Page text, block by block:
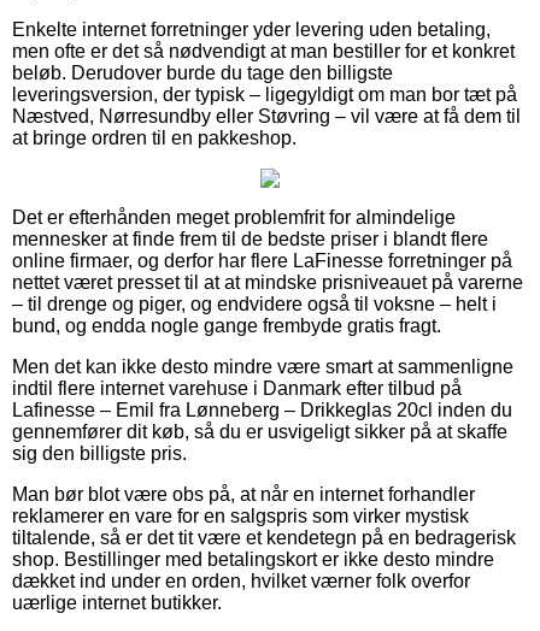
Enkelte internet forretninger yder levering uden betaling,
men ofte er det så nødvendigt at man bestiller for et konkret
beløb. Derudover burde du tage den billigste
leveringsversion, der typisk – ligegyldigt om man bor tæt på
Næstved, Nørresundby eller Støvring – vil være at få dem til
at bringe ordren til en pakkeshop.
Det er efterhånden meget problemfrit for almindelige
mennesker at finde frem til de bedste priser i blandt flere
online firmaer, og derfor har flere LaFinesse forretninger på
nettet været presset til at at mindske prisniveauet på varerne
– til drenge og piger, og endvidere også til voksne – helt i
bund, og endda nogle gange frembyde gratis fragt.
Men det kan ikke desto mindre være smart at sammenligne
indtil flere internet varehuse i Danmark efter tilbud på
Lafinesse – Emil fra Lønneberg – Drikkeglas 20cl inden du
gennemfører dit køb, så du er usvigeligt sikker på at skaffe
sig den billigste pris.
Man bør blot være obs på, at når en internet forhandler
reklamerer en vare for en salgspris som virker mystisk
tiltalende, så er det tit være et kendetegn på en bedragerisk
shop. Bestillinger med betalingskort er ikke desto mindre
dækket ind under en orden, hvilket værner folk overfor
uærlige internet butikker.